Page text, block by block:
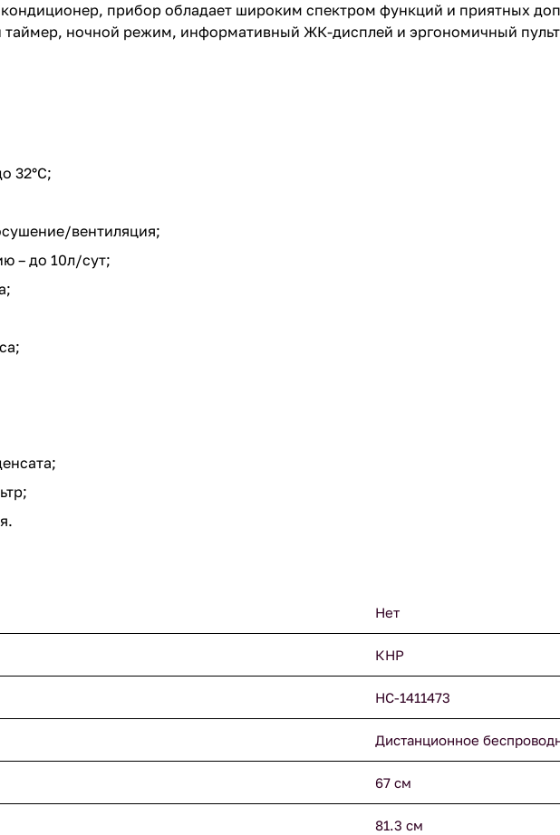
прибор обладает широким спектром функций и приятных
таймер, ночной режим, информативный ЖК-дисплей и эргономичный пульт
32°С;
вентиляция;
– до 10л/сут;
Нет
КНР
НС-1411473
Дистанционное
67 см
81.3 см